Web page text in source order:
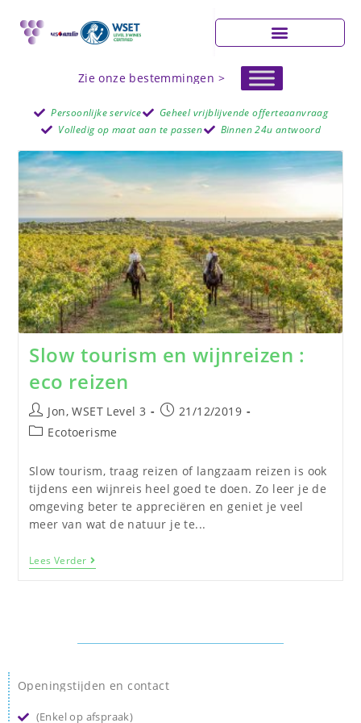
Zie onze bestemmingen >
Persoonlijke service
Geheel vrijblijvende offerteaanvraag
Volledig op maat aan te passen
Binnen 24u antwoord
Slow tourism en wijnreizen :
eco reizen
Jon, WSET Level 3
21/12/2019
Ecotoerisme
Slow tourism, traag reizen of langzaam reizen is ook
tijdens een wijnreis heel goed te doen. Zo leer je de
omgeving beter te appreciëren en geniet je veel
meer van wat de natuur je te...
Lees Verder
Openingstijden en contact
(Enkel op afspraak)